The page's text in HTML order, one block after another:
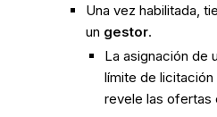
Una vez habilitada,
un gestor.
La asignación de
límite de
revele las ofertas